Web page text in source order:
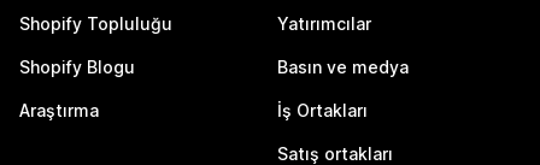
Shopify Topluluğu
Shopify Blogu
Araştırma
Yatırımcılar
Basın ve medya
İş Ortakları
Satış ortakları